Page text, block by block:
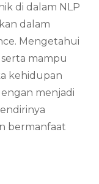
di dalam NLP
dalam
Mengetahui
mampu
kehidupan
menjadi
bermanfaat